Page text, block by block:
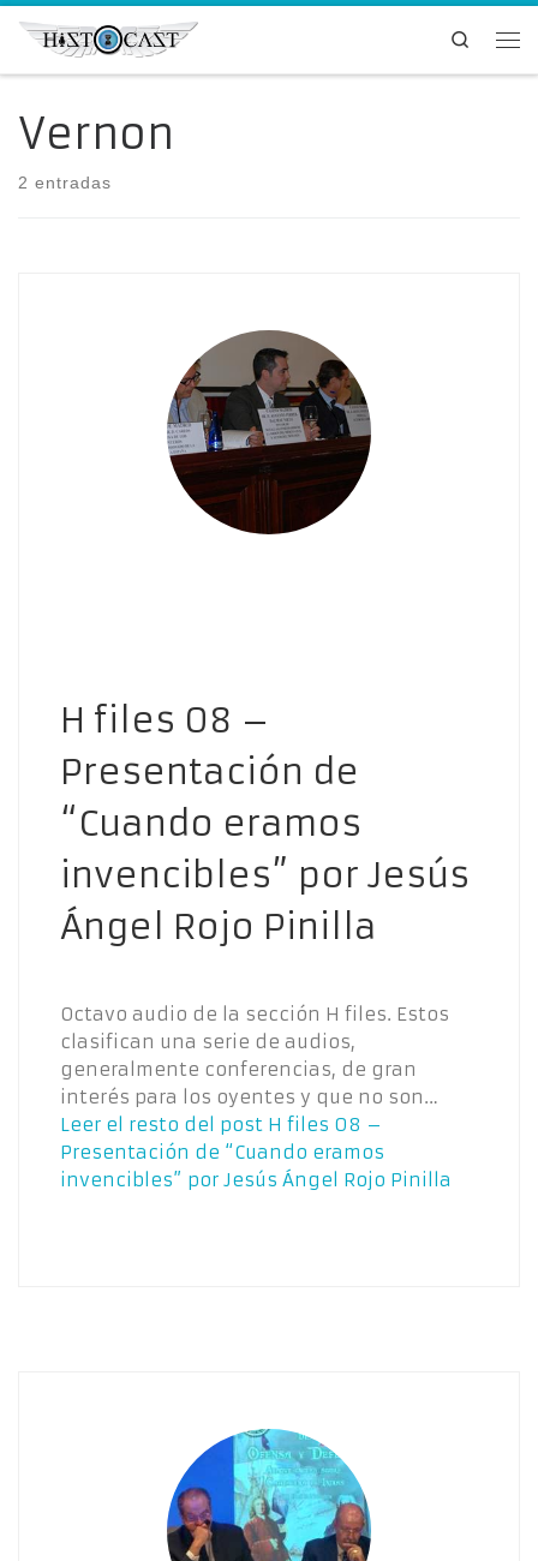
Saltar al contenido
Search
Vernon
2 entradas
H files 08 –
Presentación de
“Cuando eramos
invencibles” por Jesús
Ángel Rojo Pinilla
Octavo audio de la sección H files. Estos
clasifican una serie de audios,
generalmente conferencias, de gran
interés para los oyentes y que no son…
Leer el resto del post H files 08 –
Presentación de “Cuando eramos
invencibles” por Jesús Ángel Rojo Pinilla